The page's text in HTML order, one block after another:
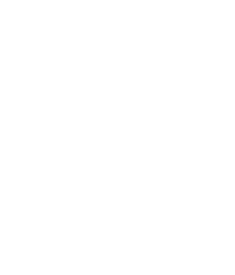
материалов и оборудования